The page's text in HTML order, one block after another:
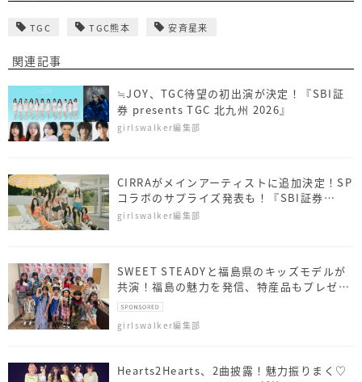
TGC TGC熊本 安斉星来
関連記事
≒JOY、TGC待望の初出演が決定！『SBI証
券 presents TGC 北九州 2026』
girlswalker編集部
CIRRAがメインアーティストに追加決定！SP
コラボのサプライズ発表も！『SBI証券
presents TGC 北九州 2026』
girlswalker編集部
SWEET STEADYと福島県のキッズモデルが
共演！福島の魅力を発信、特産品もプレゼン
ト
girlswalker編集部
Hearts2Hearts、2曲披露！魅力振りまく♡